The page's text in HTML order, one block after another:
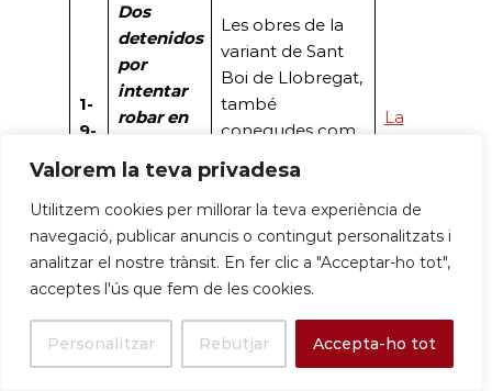
Valorem la teva privadesa
Utilitzem cookies per millorar la teva experiència de
navegació, publicar anuncis o contingut personalitzats i
analitzar el nostre trànsit. En fer clic a "Acceptar-ho tot",
acceptes l'ús que fem de les cookies.
Personalitzar Rebutjar Accepta-ho tot
1-
9-
Dos
detenidos
por
intentar
robar en
de la
de Sant
Boi
Les obres de la
variant de Sant
Boi de Llobregat,
també
conegudes com
a nus del
Llobregat, són un
dels projectes
d’infraestructures.
La